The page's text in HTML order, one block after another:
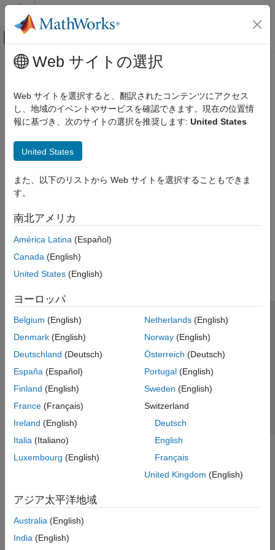
コンテンツへスキップ
オフキャンバス ナビゲーション メ
ドキュメンテーションのホーム
メインコンテンツ
Web サイトの選択
Web サイトを選択すると、翻訳されたコンテンツにアクセス
し、地域のイベントやサービスを確認できます。現在の位置情
報に基づき、次のサイトの選択を推奨します: United States
United States
また、以下のリストから Web サイトを選択することもできま
す。
南北アメリカ
América Latina (Español)
Canada (English)
United States (English)
ヨーロッパ
Belgium (English)
Denmark (English)
Deutschland (Deutsch)
España (Español)
Finland (English)
France (Français)
Ireland (English)
Italia (Italiano)
Luxembourg (English)
Netherlands(English)
Norway(English)
Österreich (Deutsch)
Portugal(English)
Sweden (English)
Switzerland
Deutsch
English
Français
United Kingdom (English)
アジア太平洋地域
Australia (English)
India (English)
トラストセンター
プライバシー ポリシー
違法コピー防止
アプリケーション ステータス
© 1994-2026 The MathWorks, Inc.